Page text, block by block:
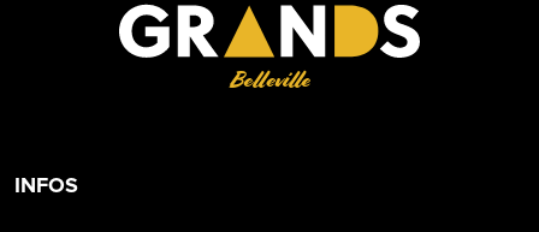
Belleville
INFOS